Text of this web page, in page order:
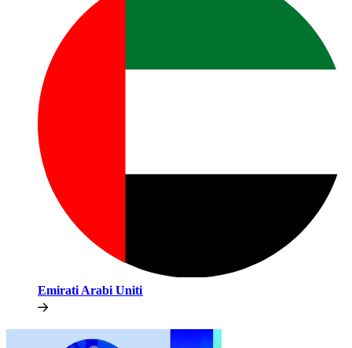
Emirati Arabi Uniti​​